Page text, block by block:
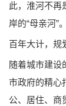
此，淮河不再
岸的“母亲河”。
百年大计，规
随着城市建设
市政府的精心
公、居住、商